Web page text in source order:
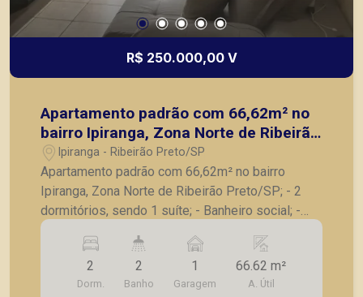
R$ 250.000,00 V
Apartamento padrão com 66,62m² no
bairro Ipiranga, Zona Norte de Ribeirão
Preto/SP;
Ipiranga - Ribeirão Preto/SP
Apartamento padrão com 66,62m² no bairro
Ipiranga, Zona Norte de Ribeirão Preto/SP; - 2
dormitórios, sendo 1 suíte; - Banheiro social; -
Sala para 2 ambientes; - Cozinha; - Área de
serviços; - 1 vaga de garagem, cabe até 2 carros.
A Piramid tem como objetivo atender seus
clientes com agilidade e segurança, em locação,
2
Dorm.
2
Banho
1
Garagem
66.62 m²
A. Útil